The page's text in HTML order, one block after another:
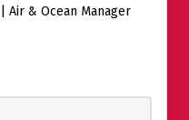
Air & Ocean Manager